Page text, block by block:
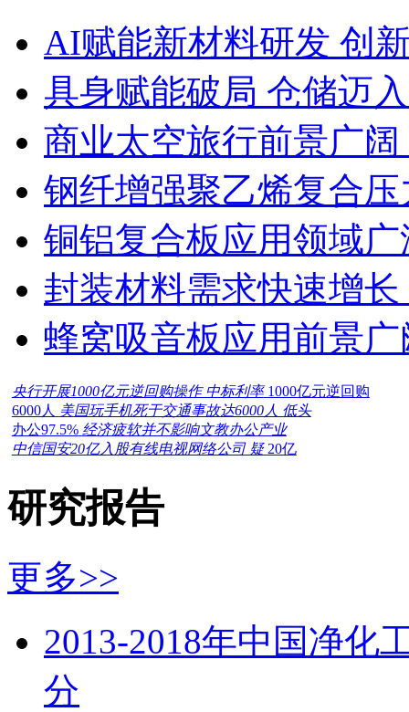
AI赋能新材料研发 创
具身赋能破局 仓储迈
商业太空旅行前景广
钢纤增强聚乙烯复合
铜铝复合板应用领域
封装材料需求快速增
蜂窝吸音板应用前景
央行开展1000亿元逆回购操作 中标利率 1000亿元逆回购
6000人 美国玩手机死于交通事故达6000人 低头
办公97.5% 经济疲软并不影响文教办公产业
中信国安20亿入股有线电视网络公司 疑 20亿
研究报告
更多>>
2013-2018年中国净化
分